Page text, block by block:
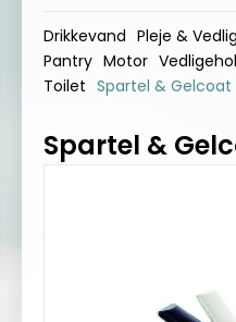
Drikkevand Pleje &
Pantry Motor
Toilet Spartel & Gelcoat
Spartel &